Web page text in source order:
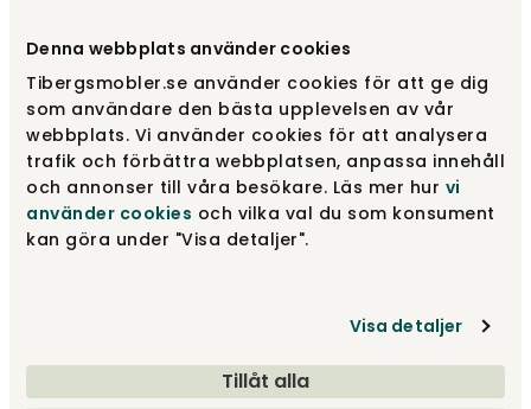
Denna webbplats använder cookies
Tibergsmobler.se använder cookies för att ge dig
som användare den bästa upplevelsen av vår
webbplats. Vi använder cookies för att analysera
trafik och förbättra webbplatsen, anpassa innehåll
och annonser till våra besökare. Läs mer hur vi
använder cookies och vilka val du som konsument
kan göra under "Visa detaljer".
Visa detaljer
Tillåt alla
Cane-line
16 200 kr
Cane-line
10 200 kr